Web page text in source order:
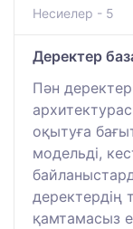
Несиелер - 5
Деректер
Пән
оқытуға
модельді,
деректердің
қамтамасыз